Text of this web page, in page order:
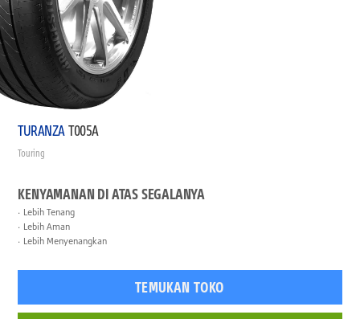
TURANZAT005A
Touring
KENYAMANAN DI ATAS SEGALANYA
Lebih Tenang
Lebih Aman
Lebih Menyenangkan
TEMUKAN TOKO